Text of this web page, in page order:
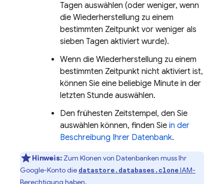
Tagen auswählen (oder weniger, wenn
die Wiederherstellung zu einem
bestimmten Zeitpunkt vor weniger als
sieben Tagen aktiviert wurde).
Wenn die Wiederherstellung zu einem
bestimmten Zeitpunkt nicht aktiviert ist,
können Sie eine beliebige Minute in der
letzten Stunde auswählen.
Den frühesten Zeitstempel, den Sie
auswählen können, finden Sie in der
Beschreibung Ihrer Datenbank.
Hinweis: Zum Klonen von Datenbanken muss Ihr
Google-Konto die datastore.databases.cloneIAM-
Berechtigung haben.